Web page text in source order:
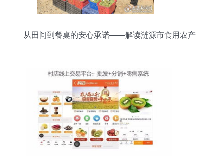
从田间到餐桌的安心承诺——解读涟源市食用农产